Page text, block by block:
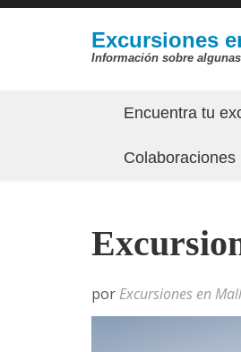
Saltar
Excursiones
Información sobre
Encuentra tu
Colaboraciones
por Excursiones en